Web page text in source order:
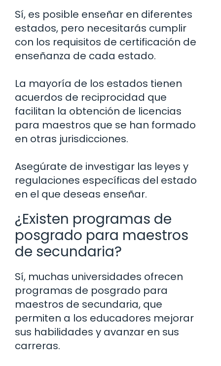
Sí, es posible enseñar en diferentes
estados, pero necesitarás cumplir
con los requisitos de certificación de
enseñanza de cada estado.
La mayoría de los estados tienen
acuerdos de reciprocidad que
facilitan la obtención de licencias
para maestros que se han formado
en otras jurisdicciones.
Asegúrate de investigar las leyes y
regulaciones específicas del estado
en el que deseas enseñar.
¿Existen programas de
posgrado para maestros
de secundaria?
Sí, muchas universidades ofrecen
programas de posgrado para
maestros de secundaria, que
permiten a los educadores mejorar
sus habilidades y avanzar en sus
carreras.